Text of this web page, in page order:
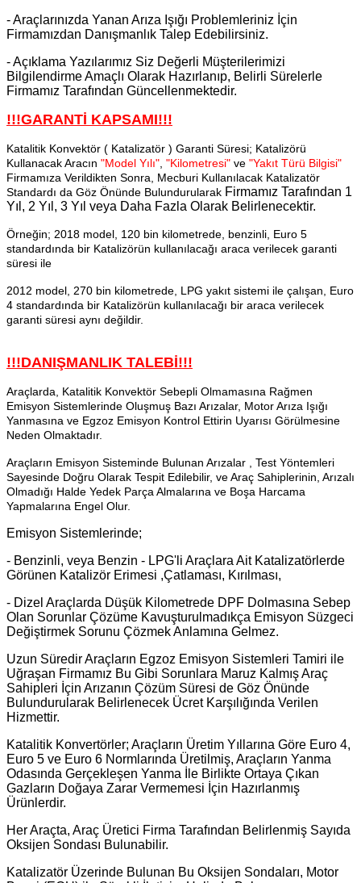
- Araçlarınızda Yanan Arıza Işığı Problemleriniz İçin
Firmamızdan Danışmanlık Talep Edebilirsiniz.
- Açıklama Yazılarımız Siz Değerli Müşterilerimizi
Bilgilendirme Amaçlı Olarak Hazırlanıp, Belirli Sürelerle
Firmamız Tarafından Güncellenmektedir.
!!!GARANTİ KAPSAMI!!!
Katalitik Konvektör ( Katalizatör ) Garanti Süresi; Katalizörü
Kullanacak Aracın "Model Yılı" "Kilometresi" ve "Yakıt Türü Bilgisi"
Firmamıza Verildikten Sonra, Mecburi Kullanılacak Katalizatör
Standardı da Göz Önünde Bulundurularak Firmamız Tarafından 1
Yıl, 2 Yıl, 3 Yıl veya Daha Fazla Olarak Belirlenecektir.
Örneğin; 2018 model, 120 bin kilometrede, benzinli, Euro 5
standardında bir Katalizörün kullanılacağı araca verilecek garanti
süresi ile
2012 model, 270 bin kilometrede, LPG yakıt sistemi ile çalışan, Euro
4 standardında bir Katalizörün kullanılacağı bir araca verilecek
garanti süresi aynı değildir.
!!!DANIŞMANLIK TALEBİ!!!
Araçlarda, Katalitik Konvektör Sebepli Olmamasına Rağmen
Emisyon Sistemlerinde Oluşmuş Bazı Arızalar, Motor Arıza Işığı
Yanmasına ve Egzoz Emisyon Kontrol Ettirin Uyarısı Görülmesine
Neden Olmaktadır.
Araçların Emisyon Sisteminde Bulunan Arızalar , Test Yöntemleri
Sayesinde Doğru Olarak Tespit Edilebilir, ve Araç Sahiplerinin, Arızalı
Olmadığı Halde Yedek Parça Almalarına ve Boşa Harcama
Yapmalarına Engel Olur.
Emisyon Sistemlerinde;
- Benzinli, veya Benzin - LPG'li Araçlara Ait Katalizatörlerde
Görünen Katalizör Erimesi ,Çatlaması, Kırılması,
- Dizel Araçlarda Düşük Kilometrede DPF Dolmasına Sebep
Olan Sorunlar Çözüme Kavuşturulmadıkça Emisyon Süzgeci
Değiştirmek Sorunu Çözmek Anlamına Gelmez.
Uzun Süredir Araçların Egzoz Emisyon Sistemleri Tamiri ile
Uğraşan Firmamız Bu Gibi Sorunlara Maruz Kalmış Araç
Sahipleri İçin Arızanın Çözüm Süresi de Göz Önünde
Bulundurularak Belirlenecek Ücret Karşılığında Verilen
Hizmettir.
Katalitik Konvertörler; Araçların Üretim Yıllarına Göre Euro 4,
Euro 5 ve Euro 6 Normlarında Üretilmiş, Araçların Yanma
Odasında Gerçekleşen Yanma İle Birlikte Ortaya Çıkan
Gazların Doğaya Zarar Vermemesi İçin Hazırlanmış
Ürünlerdir.
Her Araçta, Araç Üretici Firma Tarafından Belirlenmiş Sayıda
Oksijen Sondası Bulunabilir.
Katalizatör Üzerinde Bulunan Bu Oksijen Sondaları, Motor